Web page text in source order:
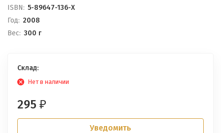
ISBN: 5-89647-136-Х
Год: 2008
Вес: 300 г
Склад:
Нет в наличии
295 ₽
Уведомить